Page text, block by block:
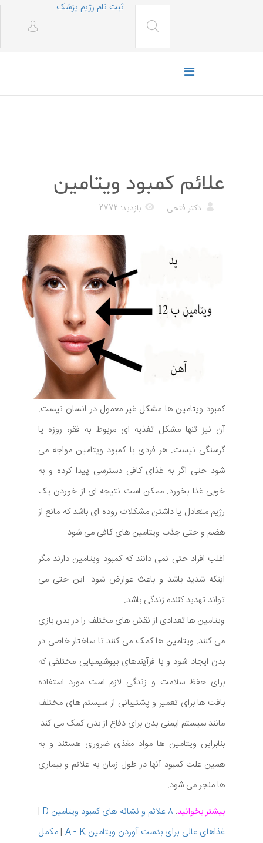
ثبت نام رژیم پزشک
علائم کمبود ویتامین
دکتر فتحی بازدید: 2772
کمبود ویتامین ها مشکل غیر معمول در انسان نیست.
آن نیز تنها مشکل تغذیه ای مربوط به فقر، روزه یا
گرسنگی نیست. هر فردی با کمبود ویتامین مواجه می
شود حتی اگر به غذای کافی دسترسی پیدا کرده و به
خوبی غذا بخورد. ممکن است نتیجه ای از خوردن یک
رژیم متعادل یا داشتن مشکلات روده ای باشد که مانع از
هضم و حتی جذب ویتامین های کافی می شود.
اغلب افراد حتی نمی دانند که کمبود ویتامین دارند مگر
اینکه شدید باشد و باعث عوارض شود. این حتی می
تواند تهدید کننده زندگی باشد.
ویتامین ها تعدادی از نقش های مختلف را در بدن بازی
می کنند. ویتامین ها کمک می کنند تا ساختار خاصی در
بدن ایجاد شود و با فرآیندهای بیوشیمیایی مختلفی که
برای حفظ سلامت و زندگی لازم است مورد استفاده
بافت ها برای تعمیر و پشتیبانی از سیستم های مختلف
مانند سیستم ایمنی بدن برای دفاع از بدن کمک می کند.
بنابراین ویتامین ها مواد مغذی ضروری هستند و به
همین علت کمبود آنها در طول زمان به علائم و بیماری
ها منجر می شود.
بیشتر بخوانید: 8 علائم و نشانه های کمبود ویتامین D
|
غذاهای عالی برای بدست آوردن ویتامین A - K
| مکمل